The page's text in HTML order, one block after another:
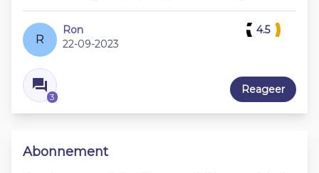
R
Ron
22-09-2023
3
4.5
Reageer
Abonnement